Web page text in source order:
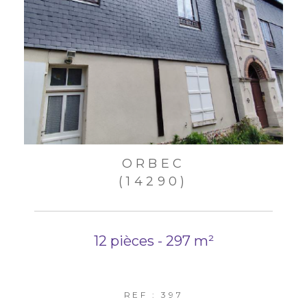
ORBEC
(14290)
12 pièces - 297 m²
REF : 397